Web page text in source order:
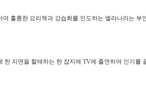
훌륭한 요리책과 강습회를 인도하는 엘라나라는
한 지면을 할애하는 한 잡지에 TV에 출연하여 인기